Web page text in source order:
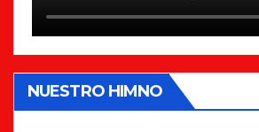
NUESTRO HIMNO